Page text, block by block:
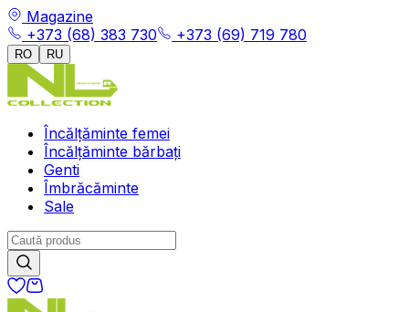
Magazine
+373 (68) 383 730
+373 (69) 719 780
RO RU
Încălțăminte femei
Încălțăminte bărbați
Genti
Îmbrăcăminte
Sale